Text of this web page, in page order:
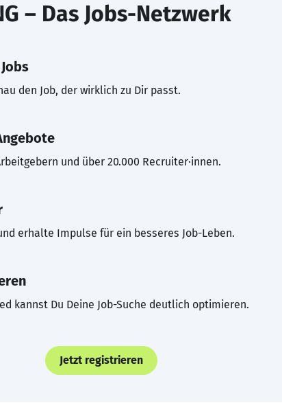
– Das Jobs-Netzwerk
den Job, der wirklich zu Dir passt.
und über 20.000 Recruiter·innen.
erhalte Impulse für ein besseres Job-Leben.
kannst Du Deine Job-Suche deutlich optimieren.
Jetzt registrieren